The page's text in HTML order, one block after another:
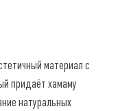
материал с
придаёт хамаму
натуральных